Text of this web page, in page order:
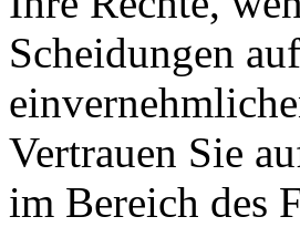
Scheidungen
Vertrauen Sie
im Bereich des